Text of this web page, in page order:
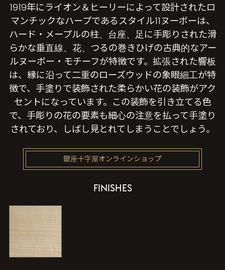
1919年にライオン＆ヒーリーによって設計されたロ
マンチックなハープであるスタイル11ヌーボーは、
ハード・メープルの柱、台座、足に手彫りされた滑
らかな垂直線、花、つるの巻きひげの古典的なアー
ルヌーボー・モチーフが特徴です。拡張された響板
は、縁に沿って二重のローズウッドの象眼細工が特
徴で、手塗りで装飾された柔らかい花の装飾がアク
セントになっています。この装飾を引き立てる色
で、手彫りの花の要素も細心の注意を払って手塗り
されており、しばし見とれてしまうことでしょう。
銀座十字屋オンラインショップ
FINISHES